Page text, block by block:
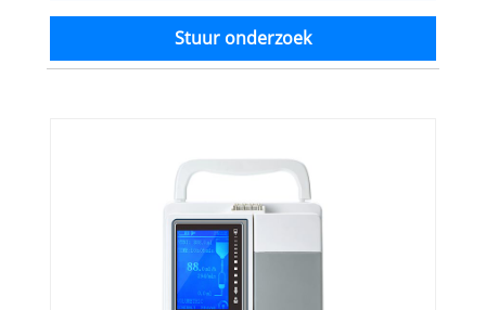
Stuur onderzoek